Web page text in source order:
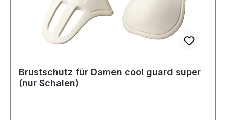
Brustschutz für Damen cool guard super
(nur Schalen)